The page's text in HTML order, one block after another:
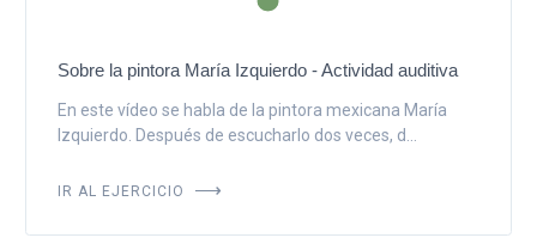
Sobre la pintora María Izquierdo - Actividad auditiva
En este vídeo se habla de la pintora mexicana María
Izquierdo. Después de escucharlo dos veces, d...
IR AL EJERCICIO